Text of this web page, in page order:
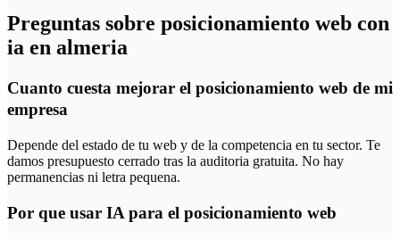
Preguntas sobre posicionamiento web con
ia en almeria
Cuanto cuesta mejorar el posicionamiento web de mi
empresa
Depende del estado de tu web y de la competencia en tu sector. Te
damos presupuesto cerrado tras la auditoria gratuita. No hay
permanencias ni letra pequena.
Por que usar IA para el posicionamiento web